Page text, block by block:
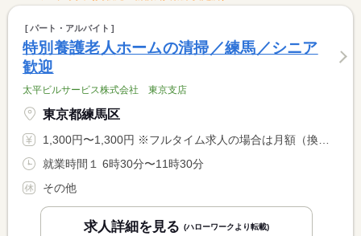
パート・アルバイト
特別養護老人ホームの清掃／練馬／シニア
歓迎
太平ビルサービス株式会社 東京支店
東京都練馬区
1,300円〜1,300円 ※フルタイム求人の場合は月額（換算額）、パート求人の場合は時間額を表示しています。
就業時間１ 6時30分〜11時30分
その他
求人詳細を見る (ハローワークより転載)